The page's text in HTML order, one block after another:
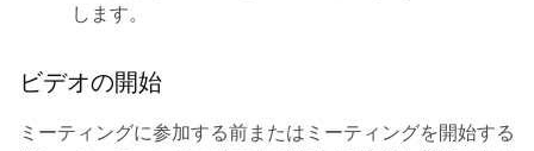
します。
ビデオの開始
ミーティングに参加する前またはミーティングを開始する